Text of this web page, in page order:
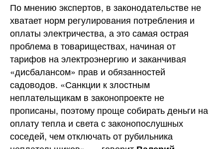
По мнению экспертов, в законодательстве не
хватает норм регулирования потребления и
оплаты электричества, а это самая острая
проблема в товариществах, начиная от
тарифов на электроэнергию и заканчивая
«дисбалансом» прав и обязанностей
садоводов. «Санкции к злостным
неплательщикам в законопроекте не
прописаны, поэтому проще собирать деньги на
оплату тепла и света с законопослушных
соседей, чем отключать от рубильника